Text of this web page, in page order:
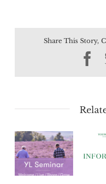
Share This Story,